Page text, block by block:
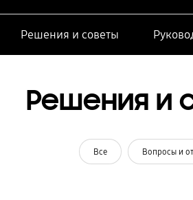
Решения и советы
Решения и
Все Вопросы и